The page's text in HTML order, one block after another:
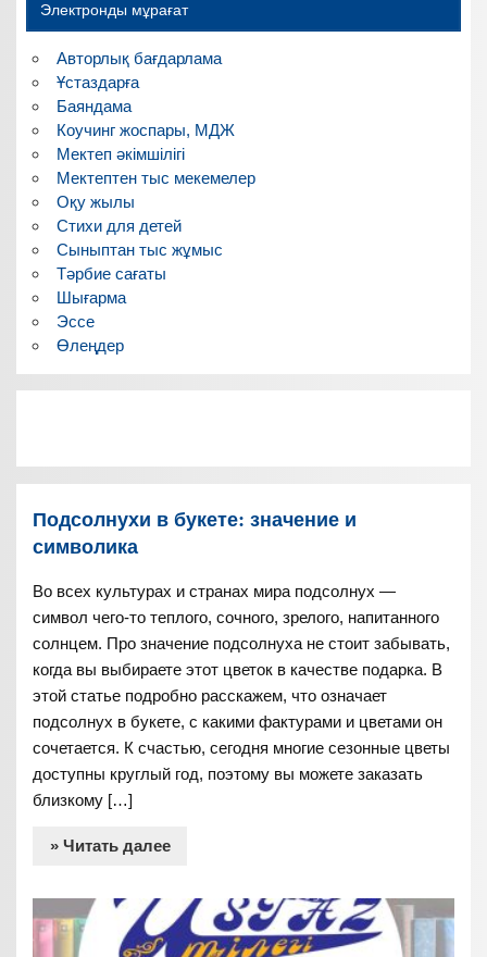
Электронды мұрағат
Авторлық бағдарлама
Ұстаздарға
Баяндама
Коучинг жоспары, МДЖ
Мектеп әкімшілігі
Мектептен тыс мекемелер
Оқу жылы
Стихи для детей
Сыныптан тыс жұмыс
Тәрбие сағаты
Шығарма
Эссе
Өлеңдер
Подсолнухи в букете: значение и
символика
Во всех культурах и странах мира подсолнух —
символ чего-то теплого, сочного, зрелого, напитанного
солнцем. Про значение подсолнуха не стоит забывать,
когда вы выбираете этот цветок в качестве подарка. В
этой статье подробно расскажем, что означает
подсолнух в букете, с какими фактурами и цветами он
сочетается. К счастью, сегодня многие сезонные цветы
доступны круглый год, поэтому вы можете заказать
близкому […]
» Читать далее